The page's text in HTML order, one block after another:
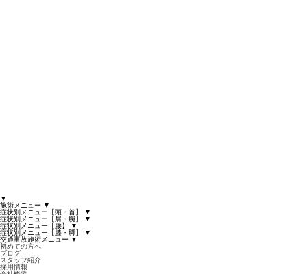
▼
施術メニュー ▼
症状別メニュー【頭・首】
▼
症状別メニュー【肩・腕】
▼
症状別メニュー【腰】
▼
症状別メニュー【膝・脚】
▼
交通事故施術メニュー ▼
初めての方へ
ブログ
スタッフ紹介
採用情報